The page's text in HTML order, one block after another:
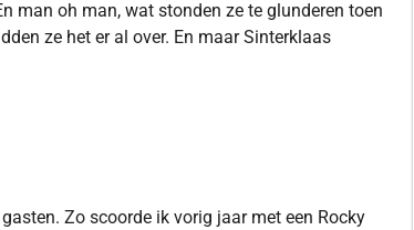
man oh man, wat stonden ze te glunderen toen
ze het er al over. En maar Sinterklaas
Zo scoorde ik vorig jaar met een Rocky